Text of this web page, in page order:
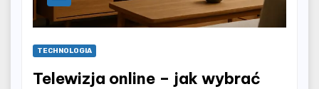
TECHNOLOGIA
Telewizja online – jak wybrać